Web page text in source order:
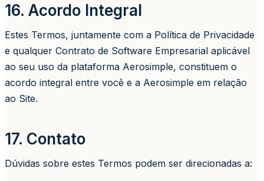
16. Acordo Integral
Estes Termos, juntamente com a Política de Privacidade
e qualquer Contrato de Software Empresarial aplicável
ao seu uso da plataforma Aerosimple, constituem o
acordo integral entre você e a Aerosimple em relação
ao Site.
17. Contato
Dúvidas sobre estes Termos podem ser direcionadas a: